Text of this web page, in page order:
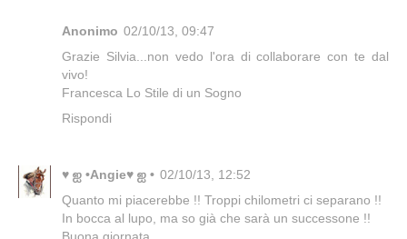
Anonimo 02/10/13, 09:47
Grazie Silvia...non vedo l'ora di collaborare con te dal
vivo!
Francesca Lo Stile di un Sogno
Rispondi
♥ ஐ •Angie♥ ஐ • 02/10/13, 12:52
Quanto mi piacerebbe !! Troppi chilometri ci separano !!
In bocca al lupo, ma so già che sarà un successone !!
Buona giornata.